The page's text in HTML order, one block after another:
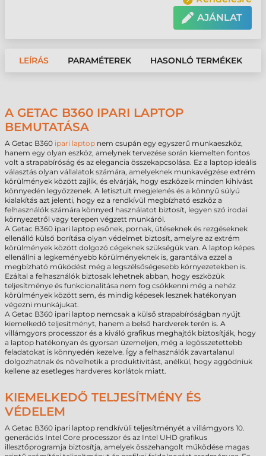
AJÁNLAT
LEÍRÁS PARAMÉTEREK HASONLÓ TERMÉKEK
A GETAC B360 IPARI LAPTOP
BEMUTATÁSA
A Getac B360 ipari laptop nem csupán egy egyszerű munkaeszköz,
hanem egy olyan eszköz, amelynek tervezése során kiemelten fontos
volt a strapabíróság és az elegancia összekapcsolása. Ez a laptop ideális
választás olyan vállalatok számára, amelyeknek munkavégzése extrém
körülmények között zajlik, és elvárják, hogy eszközeik minden kihívást
könnyedén legyőzzenek. A letisztult megjelenés és a könnyű súlyú
kialakítás azt jelenti, hogy ez a rendkívül megbízható eszköz a
felhasználók számára könnyed használatot biztosít, legyen szó irodai
környezetről vagy terepen végzett munkáról.
A Getac B360 ipari laptop esőnek, pornak, ütéseknek és rezgéseknek
ellenálló külső borítása olyan védelmet biztosít, amelyre az extrém
körülmények között dolgozó cégeknek szükségük van. A laptop képes
ellenállni a legkeményebb körülményeknek is, garantálva ezzel a
megbízható működést még a legszélsőségesebb környezetekben is.
Ezáltal a felhasználók biztosak lehetnek abban, hogy eszközük
teljesítménye és funkcionalitása nem fog csökkenni még a nehéz
körülmények között sem, és mindig képesek lesznek hatékonyan
végezni munkájukat.
A Getac B360 ipari laptop nemcsak a külső strapabíróságban nyújt
kiemelkedő teljesítményt, hanem a belső hardverek terén is. A
villámgyors processzor és a kiváló grafikus meghajtók biztosítják, hogy
a laptop hatékonyan és gyorsan üzemeljen, még a legösszetettebb
feladatokat is könnyedén kezelve. Így a felhasználók zavartalanul
dolgozhatnak és növelhetik a produktivitást, anélkül, hogy aggódniuk
kellene az esetleges hardveres korlátok miatt.
KIEMELKEDŐ TELJESÍTMÉNY ÉS
VÉDELEM
A Getac B360 ipari laptop rendkívüli teljesítményét a villámgyors 10.
generációs Intel Core processzor és az Intel UHD grafikus
illesztőprogramja biztosítja, amelyek összehangolt működése magas